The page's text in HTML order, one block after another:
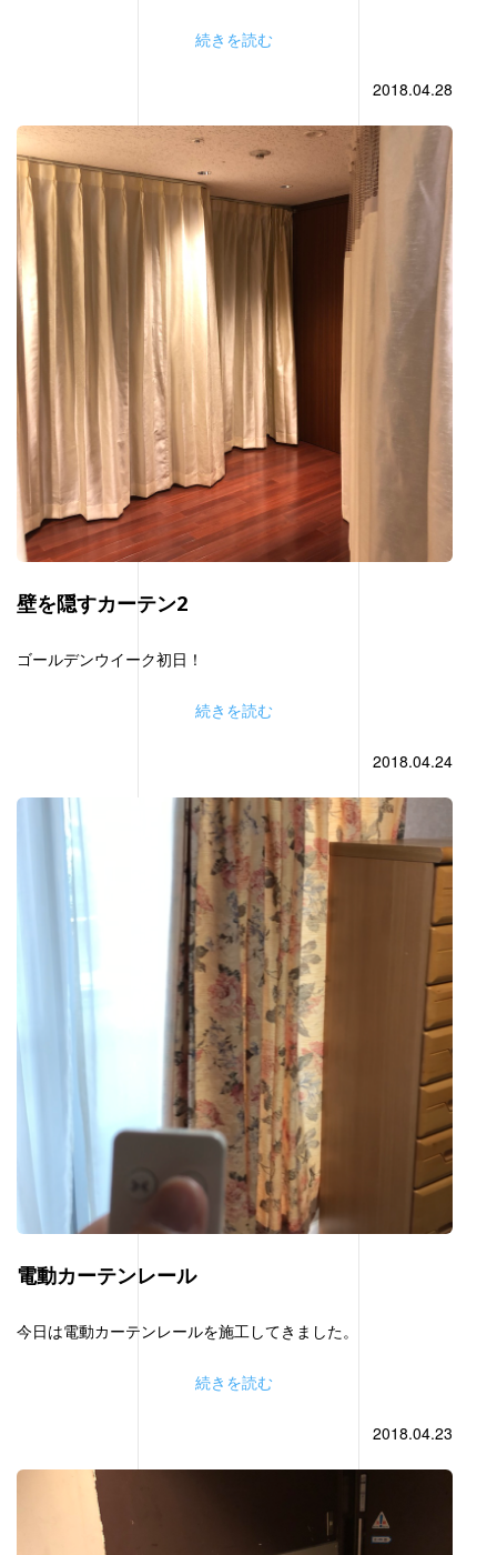
続きを読む
2018.04.28
壁を隠すカーテン2
ゴールデンウイーク初日！
続きを読む
2018.04.24
電動カーテンレール
今日は電動カーテンレールを施工してきました。
続きを読む
2018.04.23